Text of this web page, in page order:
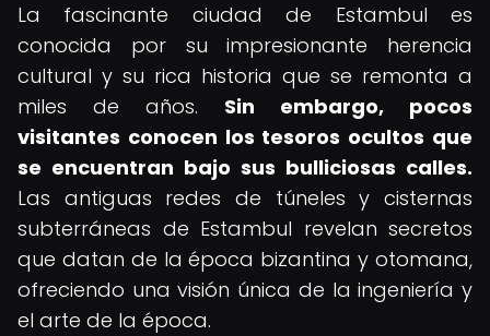
La fascinante ciudad de Estambul es
conocida por su impresionante herencia
cultural y su rica historia que se remonta a
miles de años. Sin embargo, pocos
visitantes conocen los tesoros ocultos que
se encuentran bajo sus bulliciosas calles.
Las antiguas redes de túneles y cisternas
subterráneas de Estambul revelan secretos
que datan de la época bizantina y otomana,
ofreciendo una visión única de la ingeniería y
el arte de la época.